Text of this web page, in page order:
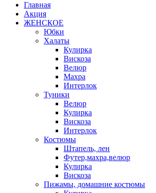
Главная
Акция
ЖЕНСКОЕ
Юбки
Халаты
Кулирка
Вискоза
Велюр
Махра
Интерлок
Туники
Велюр
Кулирка
Вискоза
Интерлок
Костюмы
Штапель, лен
Футер,махра,велюр
Кулирка
Вискоза
Пижамы, домашние костюмы